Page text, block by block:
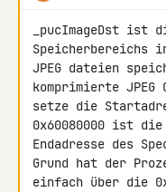
_pucImageDst ist
Speicherbereichs
JPEG dateien
komprimierte
setze die
0x60080000 ist die
Endadresse des
Grund hat der
einfach über die